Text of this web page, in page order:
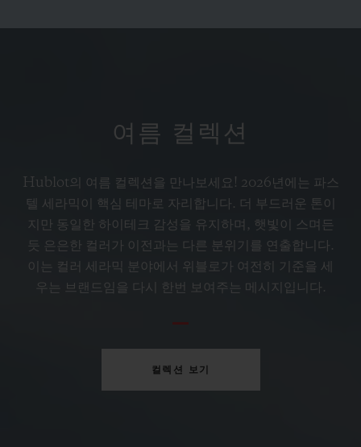
EUR 15,200 •
여름 컬렉션
Hublot의 여름 컬렉션을 만나보세요! 2026년에는 파스
텔 세라믹이 핵심 테마로 자리합니다. 더 부드러운 톤이
지만 동일한 하이테크 감성을 유지하며, 햇빛이 스며든
듯 은은한 컬러가 이전과는 다른 분위기를 연출합니다.
이는 컬러 세라믹 분야에서 위블로가 여전히 기준을 세
우는 브랜드임을 다시 한번 보여주는 메시지입니다.
컬렉션 보기